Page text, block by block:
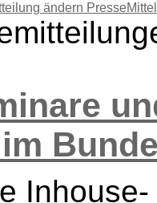
ändern